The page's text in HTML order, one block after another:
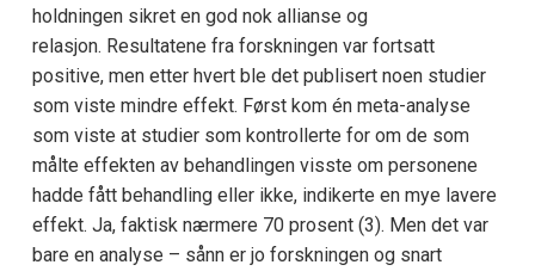
holdningen sikret en god nok allianse og
relasjon. Resultatene fra forskningen var fortsatt
positive, men etter hvert ble det publisert noen studier
som viste mindre effekt. Først kom én meta-analyse
som viste at studier som kontrollerte for om de som
målte effekten av behandlingen visste om personene
hadde fått behandling eller ikke, indikerte en mye lavere
effekt. Ja, faktisk nærmere 70 prosent (3). Men det var
bare en analyse – sånn er jo forskningen og snart